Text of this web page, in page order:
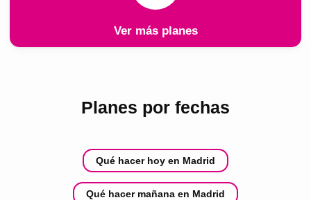
Ver más planes
Planes por fechas
Qué hacer hoy en Madrid
Qué hacer mañana en Madrid